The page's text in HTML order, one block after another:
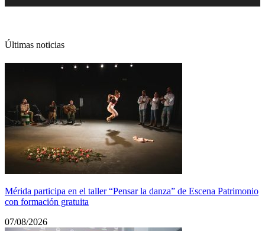
audio
Últimas noticias
Mérida participa en el taller “Pensar la danza” de Escena Patrimonio
con formación gratuita
07/08/2026